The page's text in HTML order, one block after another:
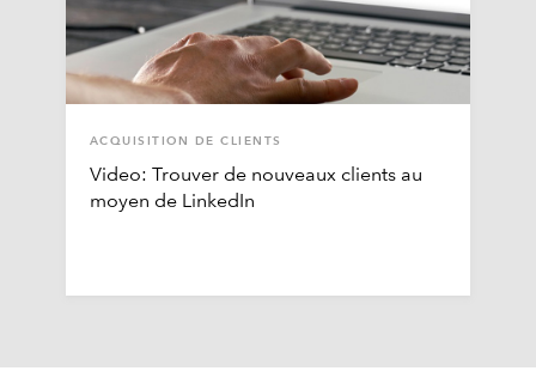
ACQUISITION DE CLIENTS
Video: Trouver de nouveaux clients au
moyen de LinkedIn